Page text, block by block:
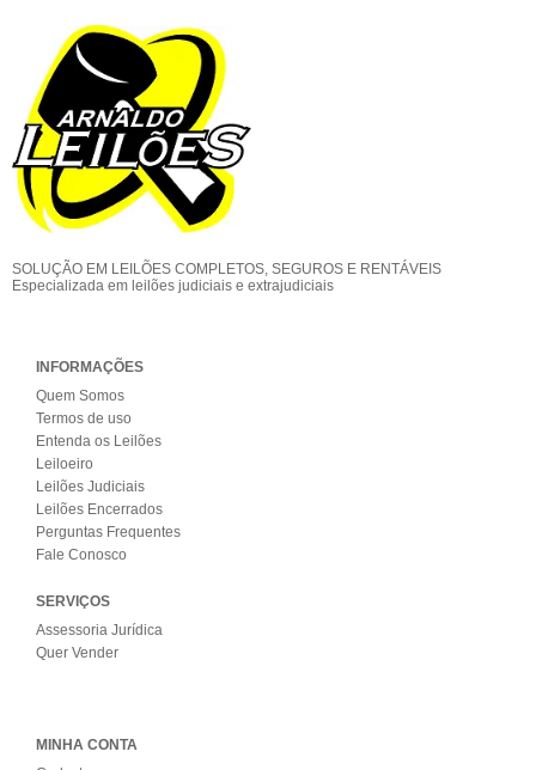
SOLUÇÃO EM LEILÕES COMPLETOS, SEGUROS E RENTÁVEIS
Especializada em leilões judiciais e extrajudiciais
INFORMAÇÕES
Quem Somos
Termos de uso
Entenda os Leilões
Leiloeiro
Leilões Judiciais
Leilões Encerrados
Perguntas Frequentes
Fale Conosco
SERVIÇOS
Assessoria Jurídica
Quer Vender
MINHA CONTA